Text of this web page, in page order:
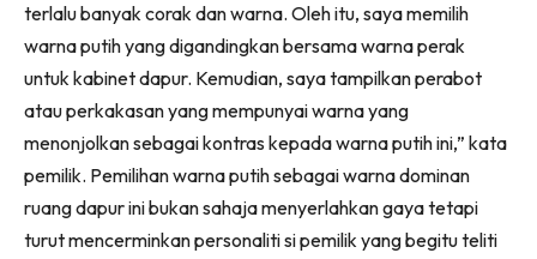
Buat Sendiri
Ilham Impiana
Ilham Impiana 360
Ilham Impiana Inspirasi Selebriti
Impiana TV
Casa Impiana
Impiana MakeOver
Lahar Dekor
terlalu banyak corak dan warna. Oleh itu, saya memilih
warna putih yang digandingkan bersama warna perak
untuk kabinet dapur. Kemudian, saya tampilkan perabot
atau perkakasan yang mempunyai warna yang
menonjolkan sebagai kontras kepada warna putih ini,” kata
pemilik. Pemilihan warna putih sebagai warna dominan
ruang dapur ini bukan sahaja menyerlahkan gaya tetapi
turut mencerminkan personaliti si pemilik yang begitu teliti